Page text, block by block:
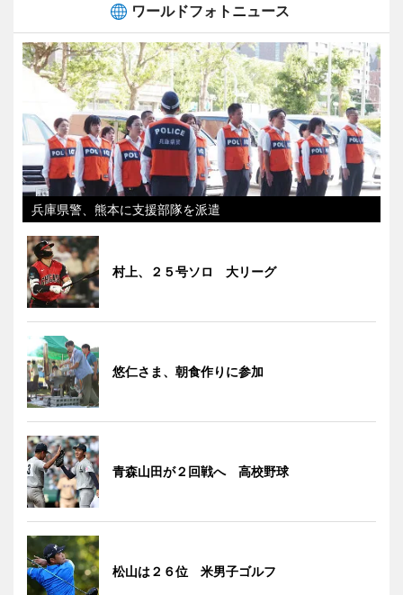
ワールドフォトニュース
兵庫県警、熊本に支援部隊を派遣
村上、２５号ソロ 大リーグ
悠仁さま、朝食作りに参加
青森山田が２回戦へ 高校野球
松山は２６位 米男子ゴルフ